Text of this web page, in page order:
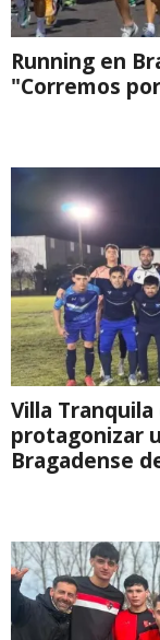
Running en
"Corremos
Villa Tranquila
protagonizar
Bragadense